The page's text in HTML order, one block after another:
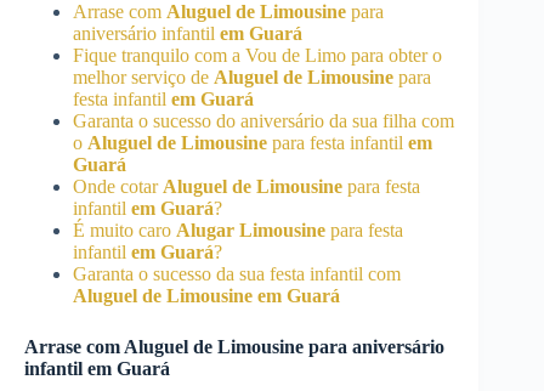
Arrase com Aluguel de Limousine para
aniversário infantil em Guará
Fique tranquilo com a Vou de Limo para obter o
melhor serviço de Aluguel de Limousine para
festa infantil em Guará
Garanta o sucesso do aniversário da sua filha com
o Aluguel de Limousine para festa infantil em
Guará
Onde cotar Aluguel de Limousine para festa
infantil em Guará?
É muito caro Alugar Limousine para festa
infantil em Guará?
Garanta o sucesso da sua festa infantil com
Aluguel de Limousine em Guará
Arrase com Aluguel de Limousine para aniversário
infantil em Guará